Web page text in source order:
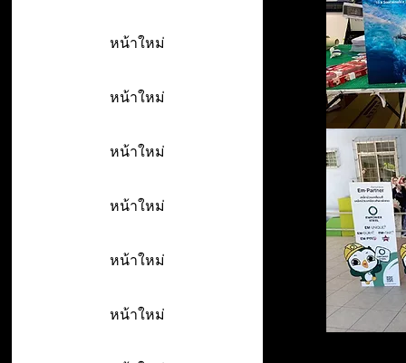
หน้าใหม่
หน้าใหม่
หน้าใหม่
หน้าใหม่
หน้าใหม่
หน้าใหม่